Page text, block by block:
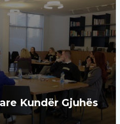
Kundër Gjuhës